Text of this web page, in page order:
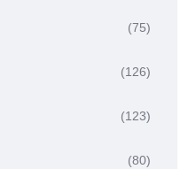
(75)
(126)
(123)
(80)